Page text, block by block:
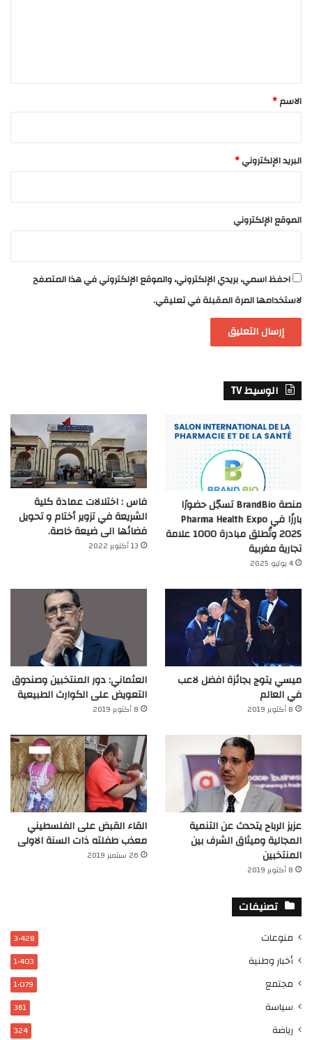
*
الاسم*
البريد الإلكتروني*
الموقع الإلكتروني
احفظ اسمي، بريدي الإلكتروني، والموقع الإلكتروني في هذا المتصفح
لاستخدامها المرة المقبلة في تعليقي.
الوسيط TV
منصة BrandBio تسجّل حضورًا
بارزًا في Pharma Health Expo
2025 وتُطلق مبادرة 1000 علامة
تجارية مغربية
4 يوليو 2025
فاس : اختلالات عمادة كلية
الشريعة في تزوير أختام و تحويل
فضائها الى ضيعة خاصة.
13 أكتوبر 2022
ميسي يتوج بجائزة افضل لاعب
في العالم‎
8 أكتوبر 2019
العثماني: دور المنتخبين وصندوق
التعويض على الكوارث الطبيعية
8 أكتوبر 2019
عزيز الرباح يتحدث عن التنمية
المجالية وميثاق الشرف بين
المنتخبين
8 أكتوبر 2019
القاء القبض على الفلسطيني
معذب طفلته ذات السنة الاولى
26 سبتمبر 2019
تصنيفات
منوعات 3٬428
أخبار وطنية 1٬403
مجتمع 1٬079
سياسة 361
رياضة 324